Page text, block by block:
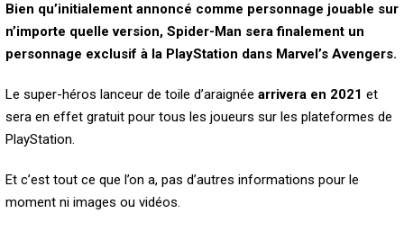
Bien qu’initialement annoncé comme personnage jouable sur
n’importe quelle version, Spider-Man sera finalement un
personnage exclusif à la PlayStation dans Marvel’s Avengers.
Le super-héros lanceur de toile d’araignée arrivera en 2021 et
sera en effet gratuit pour tous les joueurs sur les plateformes de
PlayStation.
Et c’est tout ce que l’on a, pas d’autres informations pour le
moment ni images ou vidéos.